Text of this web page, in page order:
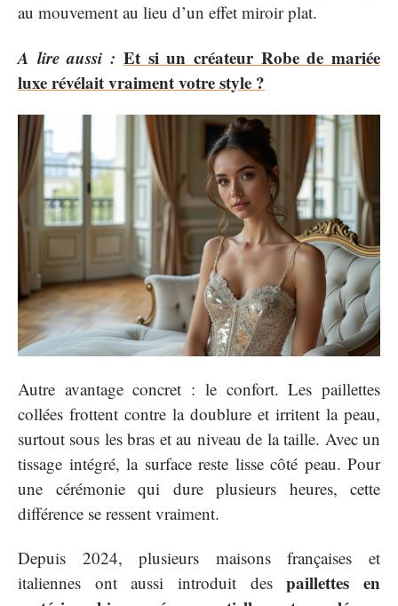
au mouvement au lieu d’un effet miroir plat.
A lire aussi : Et si un créateur Robe de mariée
luxe révélait vraiment votre style ?
Autre avantage concret : le confort. Les paillettes
collées frottent contre la doublure et irritent la peau,
surtout sous les bras et au niveau de la taille. Avec un
tissage intégré, la surface reste lisse côté peau. Pour
une cérémonie qui dure plusieurs heures, cette
différence se ressent vraiment.
Depuis 2024, plusieurs maisons françaises et
italiennes ont aussi introduit despaillettes en